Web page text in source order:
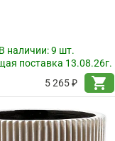
наличии:9 шт.
поставка 13.08.26г.
5 265 ₽
shopping_cart